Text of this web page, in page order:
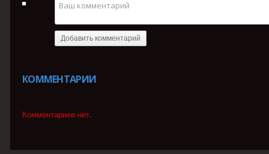
Добавить комментарий
КОММЕНТАРИИ
Комментариев нет.